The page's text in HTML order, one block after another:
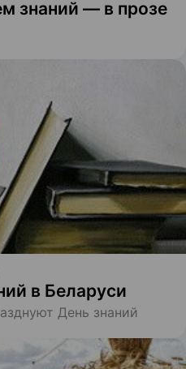
знаний — в прозе
в Беларуси
День знаний